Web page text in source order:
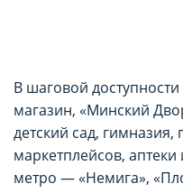
В шаговой
магазин, «Минский
детский сад,
маркетплейсов,
метро — «Немига»,